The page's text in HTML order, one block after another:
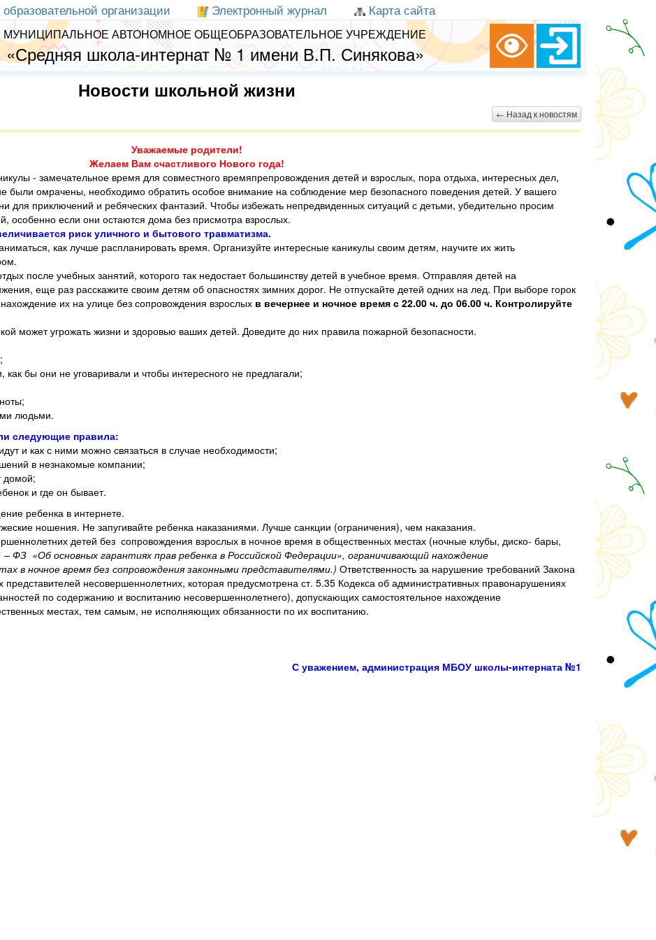
организации Электронный журнал Карта сайта
МУНИЦИПАЛЬНОЕ АВТОНОМНОЕ ОБЩЕОБРАЗОВАТЕЛЬНОЕ УЧРЕЖДЕНИЕ
«Средняя школа-интернат № 1 имени В.П. Синякова»
Новости школьной жизни
← Назад к новостям
Уважаемые родители!
Желаем Вам счастливого Нового года!
- замечательное время для совместного времяпрепровождения детей и взрослых, пора отдыха, интересных дел,
были омрачены, необходимо обратить особое внимание на соблюдение мер безопасного поведения детей. У вашего
для приключений и ребяческих фантазий. Чтобы избежать непредвиденных ситуаций с детьми, убедительно просим
особенно если они остаются дома без присмотра взрослых.
риск уличного и бытового травматизма.
как лучше распланировать время. Организуйте интересные каникулы своим детям, научите их жить
после учебных занятий, которого так недостает большинству детей в учебное время. Отправляя детей на
еще раз расскажите своим детям об опасностях зимних дорог. Не отпускайте детей одних на лед. При выборе горок
их на улице без сопровождения взрослых в вечернее и ночное время с 22.00 ч. до 06.00 ч. Контролируйте
может угрожать жизни и здоровью ваших детей. Доведите до них правила пожарной безопасности.
бы они не уговаривали и чтобы интересного не предлагали;
людьми.
следующие правила:
и как с ними можно связаться в случае необходимости;
в незнакомые компании;
домой;
и где он бывает.
ребенка в интернете.
ношения. Не запугивайте ребенка наказаниями. Лучше санкции (ограничения), чем наказания.
детей без сопровождения взрослых в ночное время в общественных местах (ночные клубы, диско- бары,
ФЗ «Об основных гарантиях прав ребенка в Российской Федерации», ограничивающий нахождение
в ночное время без сопровождения законными представителями.) Ответственность за нарушение требований Закона
представителей несовершеннолетних, которая предусмотрена ст. 5.35 Кодекса об административных правонарушениях
по содержанию и воспитанию несовершеннолетнего), допускающих самостоятельное нахождение
местах, тем самым, не исполняющих обязанности по их воспитанию.
С уважением, администрация МБОУ школы-интерната №1